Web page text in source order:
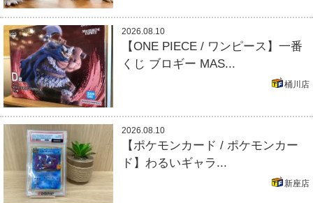
2026.08.10
【ONE PIECE / ワンピース】一番
くじ ブロギー MAS...
桶川店
2026.08.10
【ポケモンカード / ポケモンカー
ド】わるいギャラ...
新座店